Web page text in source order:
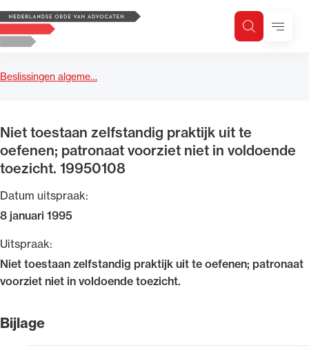
Logo, to the homepage
ZoekenMenu
Beslissingen algeme…
Niet toestaan zelfstandig praktijk uit te
oefenen; patronaat voorziet niet in voldoende
toezicht. 19950108
Datum uitspraak:
8 januari 1995
Uitspraak:
Niet toestaan zelfstandig praktijk uit te oefenen; patronaat
voorziet niet in voldoende toezicht.
Bijlage
Zoeken
Zoek op trefwoord
Uitgelicht